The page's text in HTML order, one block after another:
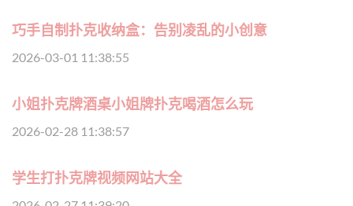
巧手自制扑克收纳盒：告别凌乱的小创意
2026-03-01 11:38:55
小姐扑克牌酒桌小姐牌扑克喝酒怎么玩
2026-02-28 11:38:57
学生打扑克牌视频网站大全